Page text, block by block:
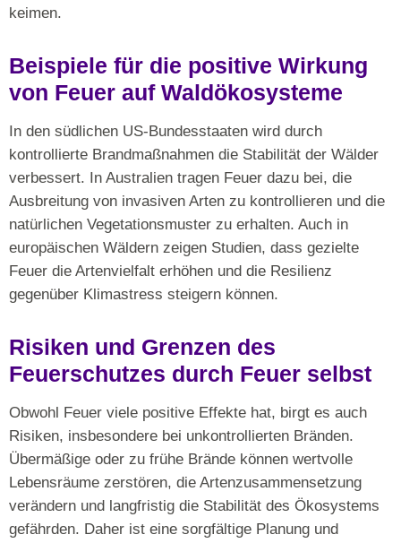
keimen.
Beispiele für die positive Wirkung
von Feuer auf Waldökosysteme
In den südlichen US-Bundesstaaten wird durch
kontrollierte Brandmaßnahmen die Stabilität der Wälder
verbessert. In Australien tragen Feuer dazu bei, die
Ausbreitung von invasiven Arten zu kontrollieren und die
natürlichen Vegetationsmuster zu erhalten. Auch in
europäischen Wäldern zeigen Studien, dass gezielte
Feuer die Artenvielfalt erhöhen und die Resilienz
gegenüber Klimastress steigern können.
Risiken und Grenzen des
Feuerschutzes durch Feuer selbst
Obwohl Feuer viele positive Effekte hat, birgt es auch
Risiken, insbesondere bei unkontrollierten Bränden.
Übermäßige oder zu frühe Brände können wertvolle
Lebensräume zerstören, die Artenzusammensetzung
verändern und langfristig die Stabilität des Ökosystems
gefährden. Daher ist eine sorgfältige Planung und